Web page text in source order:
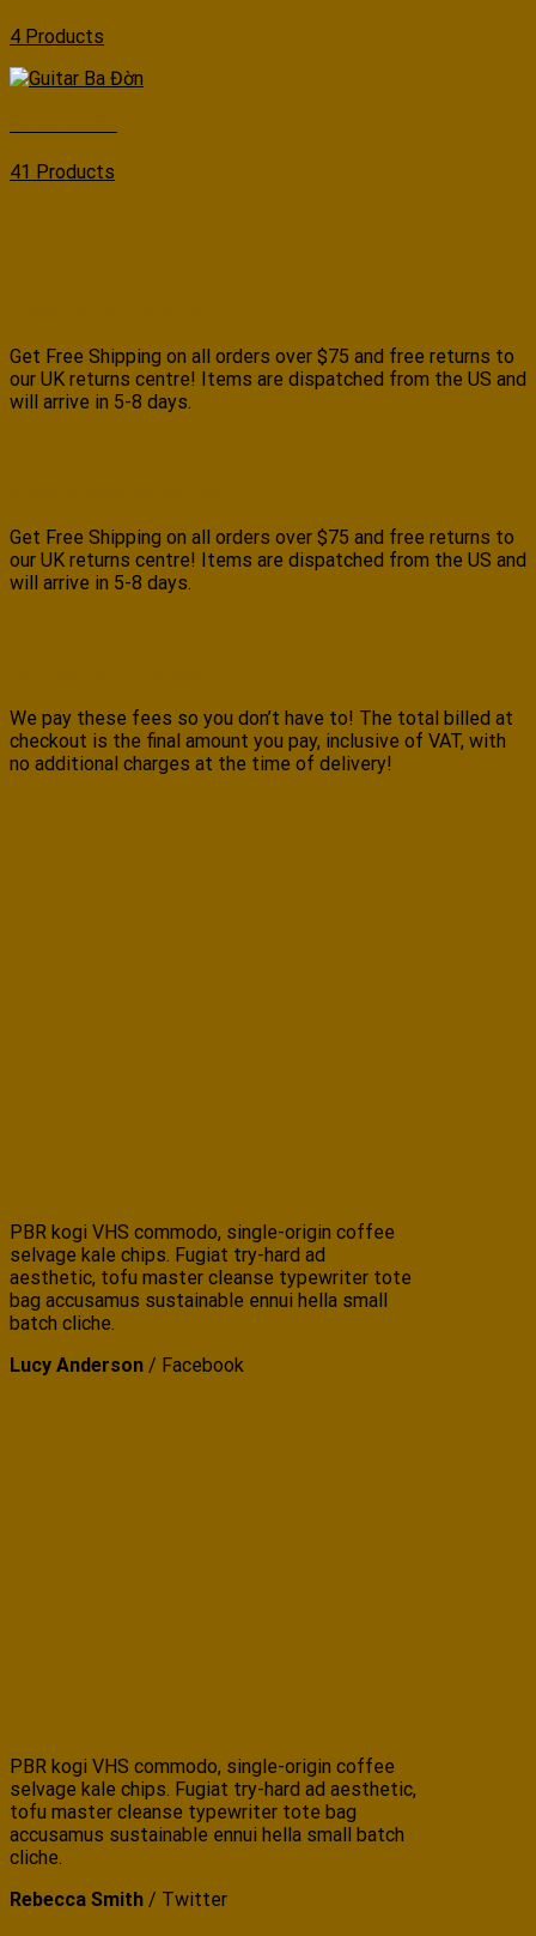
4 Products
41 Products
Get Free Shipping on all orders over $75 and free returns to
our UK returns centre! Items are dispatched from the US and
will arrive in 5-8 days.
Get Free Shipping on all orders over $75 and free returns to
our UK returns centre! Items are dispatched from the US and
will arrive in 5-8 days.
We pay these fees so you don’t have to! The total billed at
checkout is the final amount you pay, inclusive of VAT, with
no additional charges at the time of delivery!
PBR kogi VHS commodo, single-origin coffee
selvage kale chips. Fugiat try-hard ad
aesthetic, tofu master cleanse typewriter tote
bag accusamus sustainable ennui hella small
batch cliche.
Lucy Anderson / Facebook
PBR kogi VHS commodo, single-origin coffee
selvage kale chips. Fugiat try-hard ad aesthetic,
tofu master cleanse typewriter tote bag
accusamus sustainable ennui hella small batch
cliche.
Rebecca Smith / Twitter